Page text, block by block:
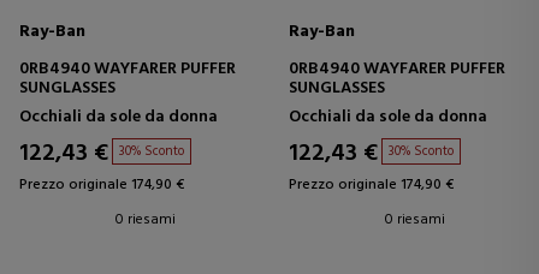
Ray-Ban
0RB4940 WAYFARER PUFFER
SUNGLASSES
Occhiali da sole da donna
122,43 € 30% Sconto
Prezzo originale 174,90 €
0 riesami
Ray-Ban
0RB4940 WAYFARER PUFFER
SUNGLASSES
Occhiali da sole da donna
122,43 € 30% Sconto
Prezzo originale 174,90 €
0 riesami